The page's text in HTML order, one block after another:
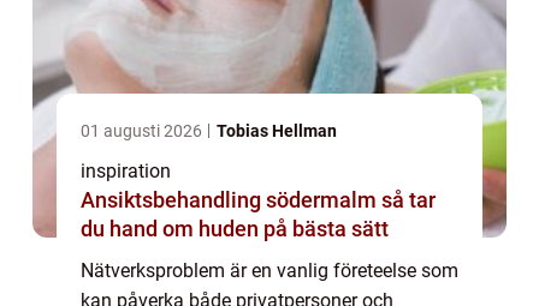
01 augusti 2026 Tobias Hellman
inspiration
Ansiktsbehandling södermalm så tar
du hand om huden på bästa sätt
Nätverksproblem är en vanlig företeelse som
kan påverka både privatpersoner och